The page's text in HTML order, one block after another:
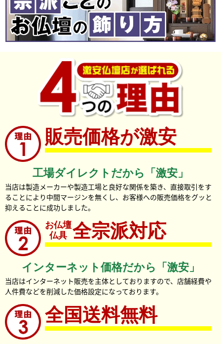
販売価格が激安
工場ダイレクトだから「激安」
当店は製造メーカーや製造工場と良好な関係を築き、直接取引をす
ることにより中間マージンを無くし、お客様への販売価格をグッと
抑えることに成功しました。
お仏壇
仏具 全宗派対応
インターネット価格だから「激安」
当店はインターネット販売を主体としておりますので、店舗経費や
人件費などを削減した価格設定になっております。
全国送料無料